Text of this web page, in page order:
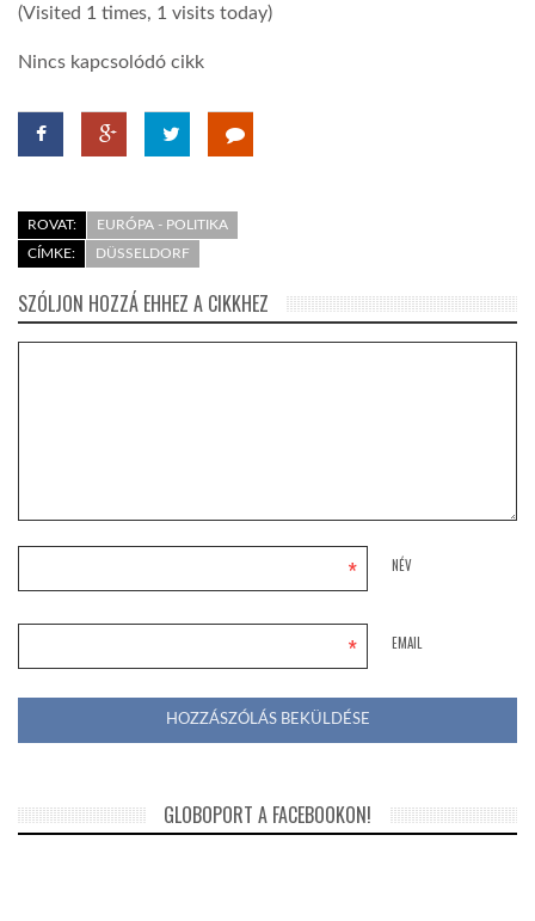
(Visited 1 times, 1 visits today)
Nincs kapcsolódó cikk
ROVAT:
EURÓPA - POLITIKA
CÍMKE:
DÜSSELDORF
SZÓLJON HOZZÁ EHHEZ A CIKKHEZ
NÉV
*
EMAIL
*
GLOBOPORT A FACEBOOKON!